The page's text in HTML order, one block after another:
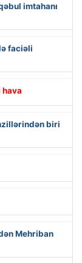
imtahanı
faciəli
hava
biri
Mehriban